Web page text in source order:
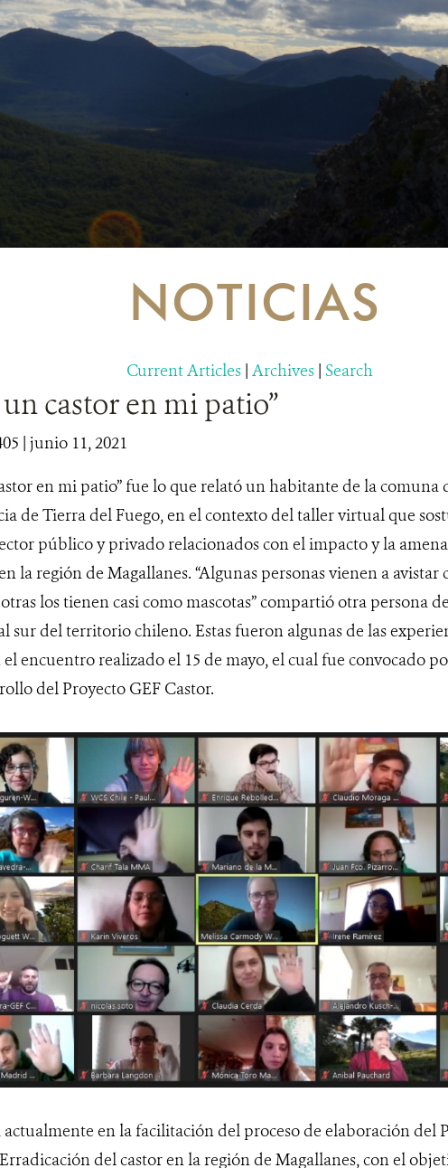
NOTICIAS
Current Articles | Archives | Search
castor en mi patio”
| junio 11, 2021
en mi patio” fue lo que relató un habitante de la comuna
de Tierra del Fuego, en el contexto del taller virtual que
público y privado relacionados con el impacto y la
la región de Magallanes. “Algunas personas vienen a avistar
los tienen casi como mascotas” compartió otra persona
sur del territorio chileno. Estas fueron algunas de las
el encuentro realizado el 15 de mayo, el cual fue convocado
del Proyecto GEF Castor.
actualmente en la facilitación del proceso de elaboración del
del castor en la región de Magallanes, con el